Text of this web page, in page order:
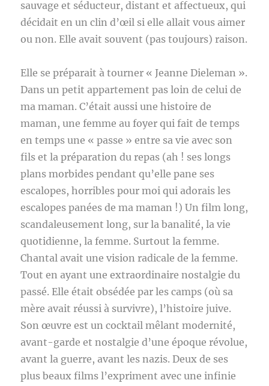
sauvage et séducteur, distant et affectueux, qui
décidait en un clin d’œil si elle allait vous aimer
ou non. Elle avait souvent (pas toujours) raison.
Elle se préparait à tourner « Jeanne Dieleman ».
Dans un petit appartement pas loin de celui de
ma maman. C’était aussi une histoire de
maman, une femme au foyer qui fait de temps
en temps une « passe » entre sa vie avec son
fils et la préparation du repas (ah ! ses longs
plans morbides pendant qu’elle pane ses
escalopes, horribles pour moi qui adorais les
escalopes panées de ma maman !) Un film long,
scandaleusement long, sur la banalité, la vie
quotidienne, la femme. Surtout la femme.
Chantal avait une vision radicale de la femme.
Tout en ayant une extraordinaire nostalgie du
passé. Elle était obsédée par les camps (où sa
mère avait réussi à survivre), l’histoire juive.
Son œuvre est un cocktail mêlant modernité,
avant-garde et nostalgie d’une époque révolue,
avant la guerre, avant les nazis. Deux de ses
plus beaux films l’expriment avec une infinie